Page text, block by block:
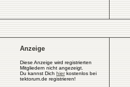
Anzeige
Diese Anzeige wird registrierten
Mitgliedern nicht angezeigt.
Du kannst Dich hierkostenlos bei
tektorum.de registrieren!